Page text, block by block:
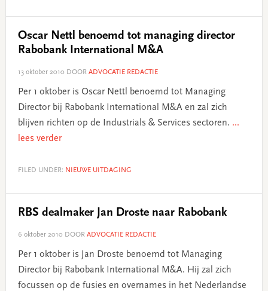
Oscar Nettl benoemd tot managing director
Rabobank International M&A
13 oktober 2010 DOOR ADVOCATIE REDACTIE
Per 1 oktober is Oscar Nettl benoemd tot Managing
Director bij Rabobank International M&A en zal zich
blijven richten op de Industrials & Services sectoren. ...
lees verder
FILED UNDER: NIEUWE UITDAGING
RBS dealmaker Jan Droste naar Rabobank
6 oktober 2010 DOOR ADVOCATIE REDACTIE
Per 1 oktober is Jan Droste benoemd tot Managing
Director bij Rabobank International M&A. Hij zal zich
focussen op de fusies en overnames in het Nederlandse